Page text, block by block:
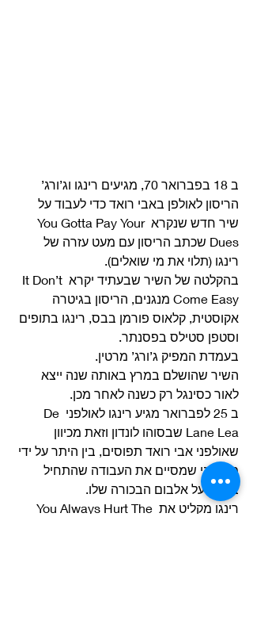
ב 18 בפברואר 70, מגיעים רינגו וג’ורג’
הריסון לאולפן באבי רואד כדי לעבוד על
שיר חדש שנקרא You Gotta Pay Your
Dues שכתב הריסון עם מעט עזרה של
רינגו (תלוי את מי שואלים).
בהקלטה של השיר שבעתיד יקרא It Don’t
Come Easy מנגנים, הריסון בגיטרה
אקוסטית, קלאוס פורמן בבס, רינגו בתופים
וסטפן סטילס בפסנתר.
בעמדת המפיק ג’ורג’ מרטין.
השיר שהושלם במרץ באותה שנה ייצא
לאור כסינגל רק כשנה לאחר מכן.
ב 25 לפברואר מגיע רינגו לאולפני De
Lane Lea שבסוהו לונדון וזאת מכיוון
שאולפני אבי רואד תפוסים, בין היתר על ידי
מקרטני שמסיים את העבודה שהתחיל
בביתו על אלבום הבכורה שלו.
רינגו מקליט את You Always Hurt The